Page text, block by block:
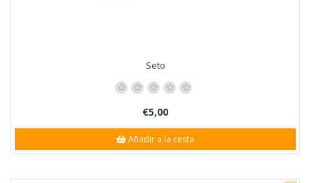
Seto
€5,00
Añadir a la cesta